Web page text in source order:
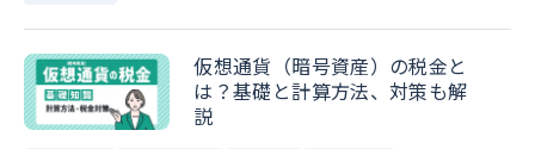
仮想通貨（暗号資産）の税金と
は？基礎と計算方法、対策も解
説